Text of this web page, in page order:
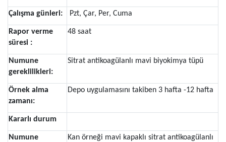
Çalışma günleri: Pzt, Çar, Per, Cuma
Rapor verme
süresi :
48 saat
Numune
gereklilikleri:
Sitrat antikoagülanlı mavi biyokimya tüpü
Örnek alma
zamanı:
Depo uygulamasını takiben 3 hafta -12 hafta
Kararlı durum
Numune
Kan örneği mavi kapaklı sitrat antikoagülanlı